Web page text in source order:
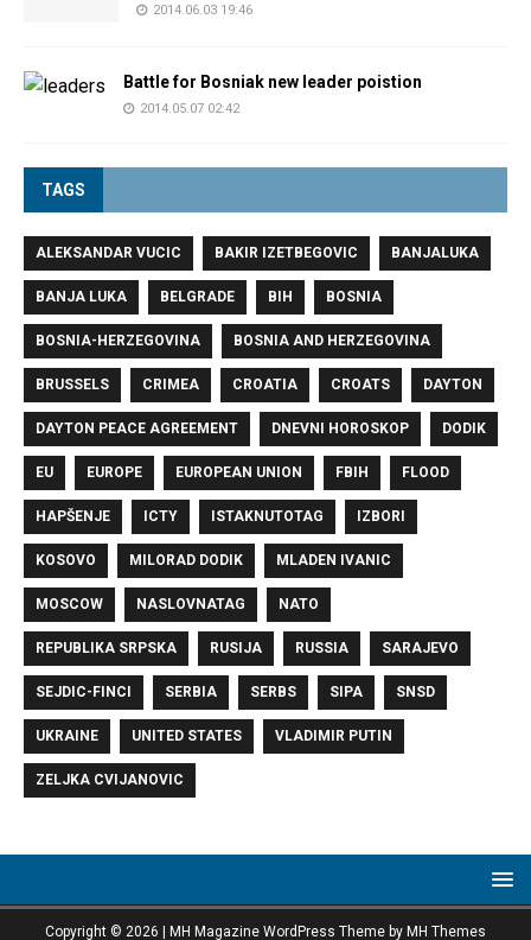
2014.06.03 19:46
Battle for Bosniak new leader poistion
2014.05.07 02:42
TAGS
ALEKSANDAR VUCIC BAKIR IZETBEGOVIC BANJALUKA
BANJA LUKA BELGRADE BIH BOSNIA
BOSNIA-HERZEGOVINA BOSNIA AND HERZEGOVINA
BRUSSELS CRIMEA CROATIA CROATS DAYTON
DAYTON PEACE AGREEMENT DNEVNI HOROSKOP DODIK
EU EUROPE EUROPEAN UNION FBIH FLOOD
HAPŠENJE ICTY ISTAKNUTOTAG IZBORI
KOSOVO MILORAD DODIK MLADEN IVANIC
MOSCOW NASLOVNATAG NATO
REPUBLIKA SRPSKA RUSIJA RUSSIA SARAJEVO
SEJDIC-FINCI SERBIA SERBS SIPA SNSD
UKRAINE UNITED STATES VLADIMIR PUTIN
ZELJKA CVIJANOVIC
Copyright © 2026 | MH Magazine WordPress Theme by MH Themes